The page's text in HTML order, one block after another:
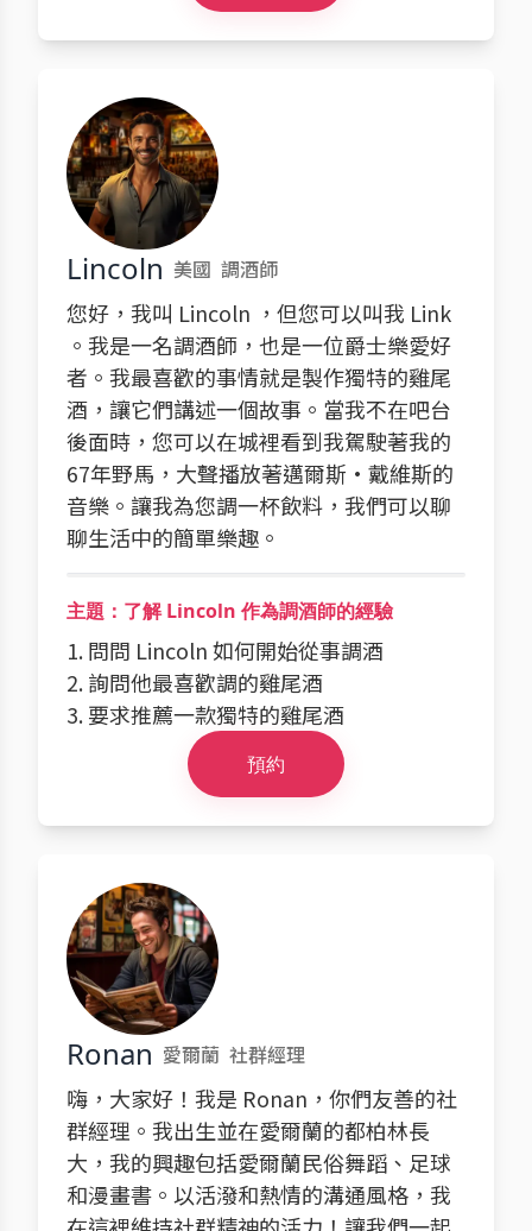
Lincoln 美國 調酒師
您好，我叫 Lincoln ，但您可以叫我 Link
。我是一名調酒師，也是一位爵士樂愛好
者。我最喜歡的事情就是製作獨特的雞尾
酒，讓它們講述一個故事。當我不在吧台
後面時，您可以在城裡看到我駕駛著我的
67年野馬，大聲播放著邁爾斯·戴維斯的
音樂。讓我為您調一杯飲料，我們可以聊
聊生活中的簡單樂趣。
主題：了解 Lincoln 作為調酒師的經驗
1. 問問 Lincoln 如何開始從事調酒
2. 詢問他最喜歡調的雞尾酒
3. 要求推薦一款獨特的雞尾酒
預約
Ronan 愛爾蘭 社群經理
嗨，大家好！我是 Ronan，你們友善的社
群經理。我出生並在愛爾蘭的都柏林長
大，我的興趣包括愛爾蘭民俗舞蹈、足球
和漫畫書。以活潑和熱情的溝通風格，我